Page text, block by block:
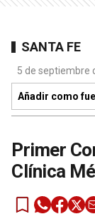
SANTA FE
5 de septiembre
Añadir como
Primer
Clínica